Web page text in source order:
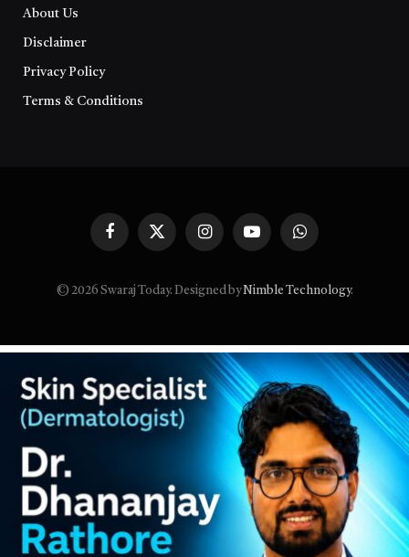
About Us
Disclaimer
Privacy Policy
Terms & Conditions
FacebookX
InstagramYouTubeWhatsApp
© 2026 Swaraj Today. Designed byNimble Technology.